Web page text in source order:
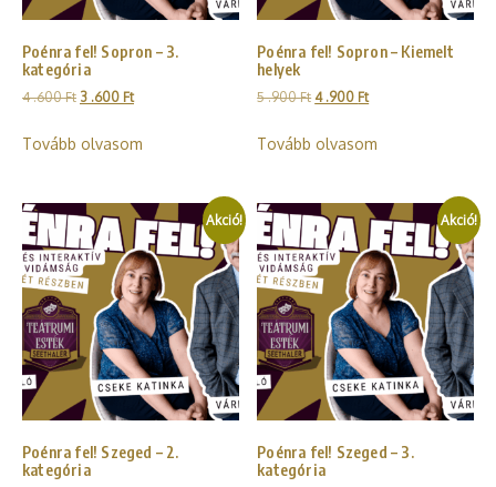
Poénra fel! Sopron – 3.
kategória
4 .600Ft 3 .600 Ft
Tovább olvasom
Poénra fel! Sopron – Kiemelt
helyek
5 .900Ft 4 .900 Ft
Tovább olvasom
Akció!
Poénra fel! Szeged – 2.
kategória
Akció!
Poénra fel! Szeged – 3.
kategória